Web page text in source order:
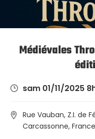
CodesMédiévales
sam 01/11/2025
Rue Vauban, Z.I. de
Carcassonne, France